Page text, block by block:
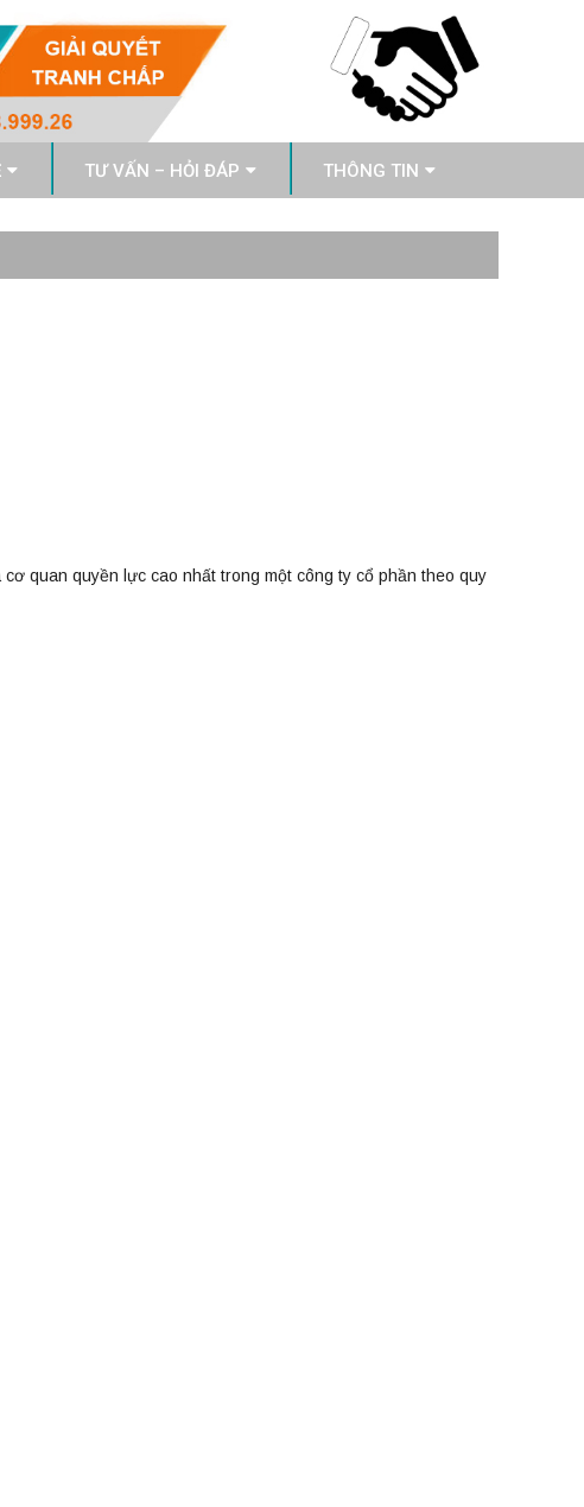
TƯ VẤN – HỎI ĐÁP THÔNG TIN
quan quyền lực cao nhất trong một công ty cổ phần theo quy